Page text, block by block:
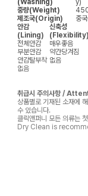
(Washing)
y)
중량(Weight)
제조국(Origin)
중
안감
(Lining)
신축성
(Flexibility)
전체안감
매우좋음
부분안감
약간당겨짐
안감탈부착 없음
없음
취급시 주의사항 /
상품별로 기재된 소재에
수 있습니다.
클릭앤퍼니 모든 의류는
Dry Clean is